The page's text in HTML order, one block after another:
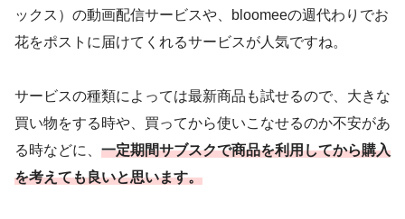
ックス）の動画配信サービスや、bloomeeの週代わりでお
花をポストに届けてくれるサービスが人気ですね。
サービスの種類によっては最新商品も試せるので、大きな
買い物をする時や、買ってから使いこなせるのか不安があ
る時などに、 一定期間サブスクで商品を利用してから購入
を考えても良いと思います。